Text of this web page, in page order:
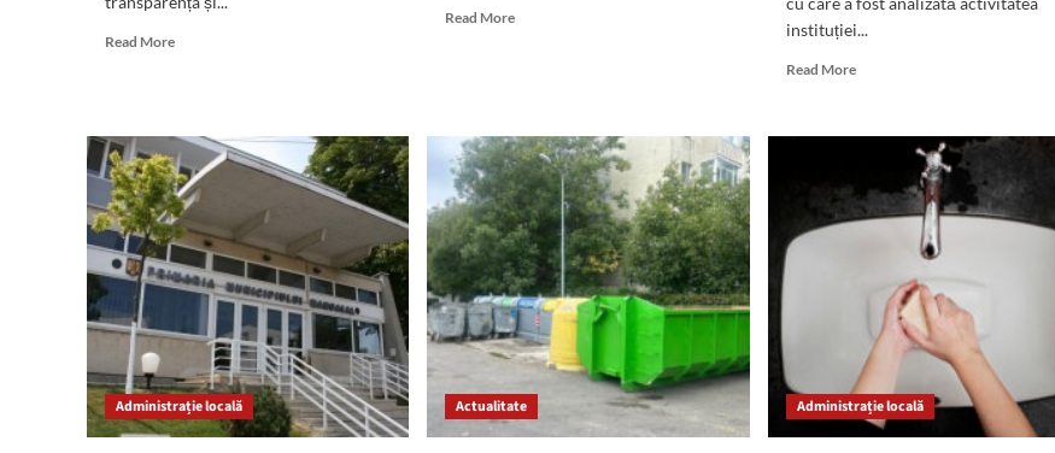
Read MoreRead
ai
Mangaliei,
la
raport:
Zanfir
Iorguș
(PSD
Mangalia)
Read MoreRead
de
TRAGEDIE:
Supărat
din
cauza
notei
la
matematică,
un
elev
clasa
instituției...
Read MoreRead
Mandatul
managerului
Spitalului
Mangalia,
pe
pas
de
demitere
Administrație locală Actualitate Administrație locală